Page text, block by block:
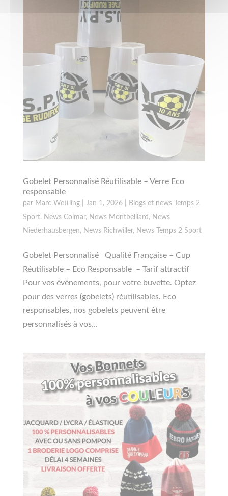
Gobelet Personnalisé Réutilisable – Verre Eco
responsable
par Marc Wettling| Jan 1, 2026|
Blogs et news Temps 2
Sport, News Colmar, News Montbelliard , News
Niederhausbergen, News Richwiller, News Temps 2 Sport
Gobelet Personnalisé Qualité Française – Cup
Réutilisable – Eco Responsable – Tarif attractif
Pour vos évènements, pour votre buvette. Optez
pour des verres (gobelets) réutilisables. Eco
responsables, nos gobelets peuvent être
personnalisés à vos...